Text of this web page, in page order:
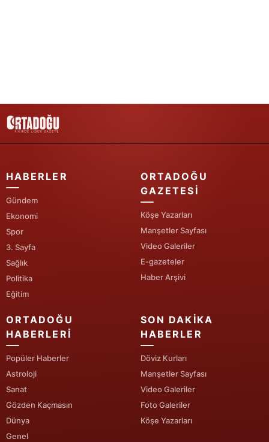
HABERLER
Gündem
Ekonomi
Spor
3. Sayfa
Sağlık
Politika
Eğitim
ORTADOĞU
GAZETESI
Köşe Yazarları
Manşetler Sayfası
Video Galeriler
E-gazeteler
Haber Arşivi
ORTADOĞU
HABERLERI
Popüler Haberler
Astroloji
Sanat
Gözden Kaçmasın
Dünya
Genel
SON DAKIKA
HABERLER
Döviz Kurları
Manşetler Sayfası
Video Galeriler
Foto Galeriler
Köşe Yazarları